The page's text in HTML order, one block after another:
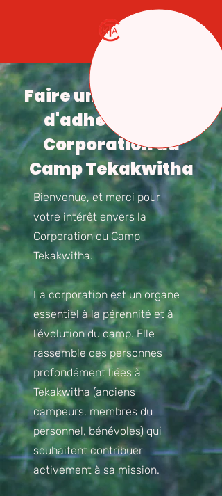
Faire une demande
d'adhésion à la
Corporation du
Camp Tekakwitha
Bienvenue, et merci pour
votre intérêt envers la
Corporation du Camp
Tekakwitha.
La corporation est un organe
essentiel à la pérennité et à
l’évolution du camp. Elle
rassemble des personnes
profondément liées à
Tekakwitha (anciens
campeurs, membres du
personnel, bénévoles) qui
souhaitent contribuer
activement à sa mission.